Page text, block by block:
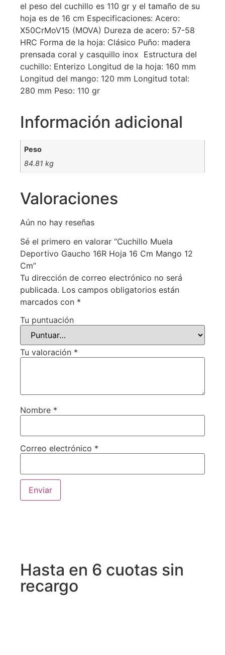
el peso del cuchillo es 110 gr y el tamaño de su
hoja es de 16 cm Especificaciones: Acero:
X50CrMoV15 (MOVA) Dureza de acero: 57-58
HRC Forma de la hoja: Clásico Puño: madera
prensada coral y casquillo inox Estructura del
cuchillo: Enterizo Longitud de la hoja: 160 mm
Longitud del mango: 120 mm Longitud total:
280 mm Peso: 110 gr
Información adicional
Peso
84.81 kg
Valoraciones
Aún no hay reseñas
Sé el primero en valorar “Cuchillo Muela
Deportivo Gaucho 16R Hoja 16 Cm Mango 12
Cm”
Tu dirección de correo electrónico no será
publicada. Los campos obligatorios están
marcados con *
Tu puntuación
Tu valoración *
Nombre *
Correo electrónico *
Hasta en 6 cuotas sin
recargo